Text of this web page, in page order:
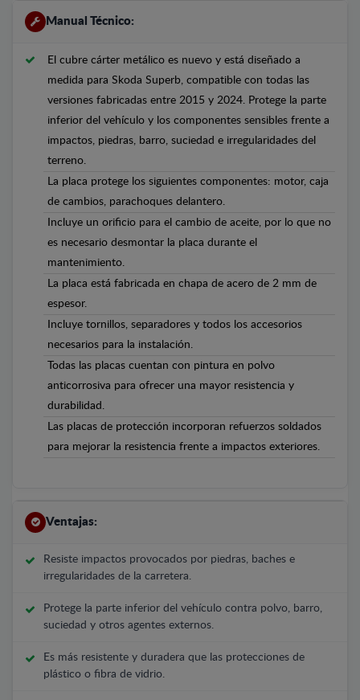
Manual Técnico:
El cubre cárter metálico es nuevo y está diseñado a
medida para Skoda Superb, compatible con todas las
versiones fabricadas entre 2015 y 2024. Protege la parte
inferior del vehículo y los componentes sensibles frente a
impactos, piedras, barro, suciedad e irregularidades del
terreno.
La placa protege los siguientes componentes: motor, caja
de cambios, parachoques delantero.
Incluye un orificio para el cambio de aceite, por lo que no
es necesario desmontar la placa durante el
mantenimiento.
La placa está fabricada en chapa de acero de 2 mm de
espesor.
Incluye tornillos, separadores y todos los accesorios
necesarios para la instalación.
Todas las placas cuentan con pintura en polvo
anticorrosiva para ofrecer una mayor resistencia y
durabilidad.
Las placas de protección incorporan refuerzos soldados
para mejorar la resistencia frente a impactos exteriores.
Ventajas:
Resiste impactos provocados por piedras, baches e
irregularidades de la carretera.
Protege la parte inferior del vehículo contra polvo, barro,
suciedad y otros agentes externos.
Es más resistente y duradera que las protecciones de
plástico o fibra de vidrio.